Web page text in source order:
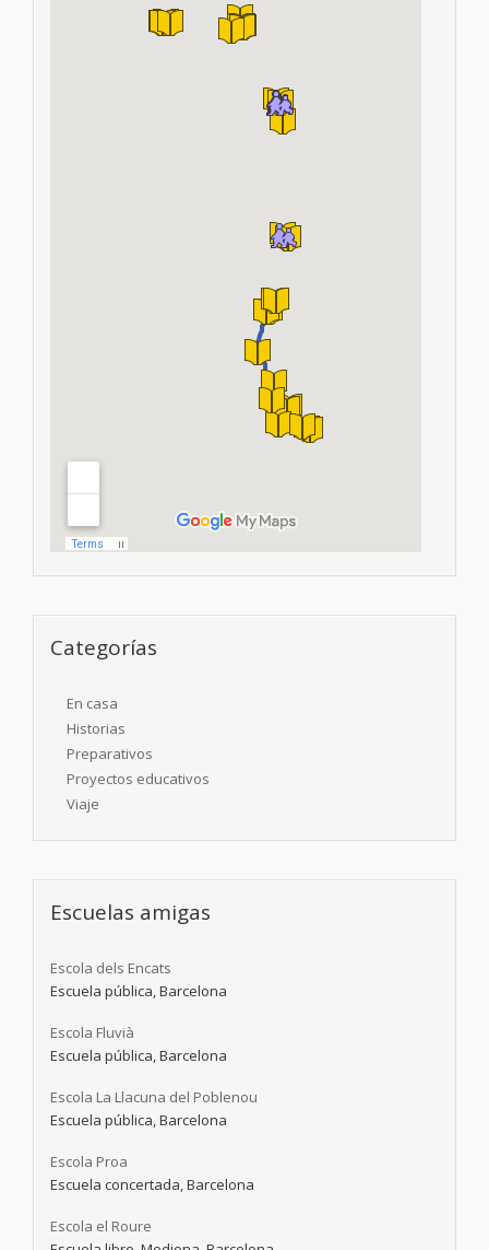
Categorías
En casa
Historias
Preparativos
Proyectos educativos
Viaje
Escuelas amigas
Escola dels Encats
Escuela pública, Barcelona
Escola Fluvià
Escuela pública, Barcelona
Escola La Llacuna del Poblenou
Escuela pública, Barcelona
Escola Proa
Escuela concertada, Barcelona
Escola el Roure